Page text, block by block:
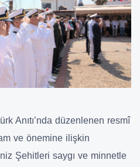
Anıtı’nda düzenlenen resmî
ve önemine ilişkin
Şehitleri saygı ve minnetle